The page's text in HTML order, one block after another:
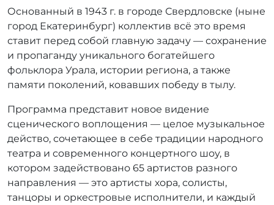
Основанный в 1943 г. в городе Свердловске (ныне
город Екатеринбург) коллектив всё это время
ставит перед собой главную задачу — сохранение
и пропаганду уникального богатейшего
фольклора Урала, истории региона, а также
памяти поколений, ковавших победу в тылу.
Программа представит новое видение
сценического воплощения — целое музыкальное
действо, сочетающее в себе традиции народного
театра и современного концертного шоу, в
котором задействовано 65 артистов разного
направления — это артисты хора, солисты,
танцоры и оркестровые исполнители, и каждый